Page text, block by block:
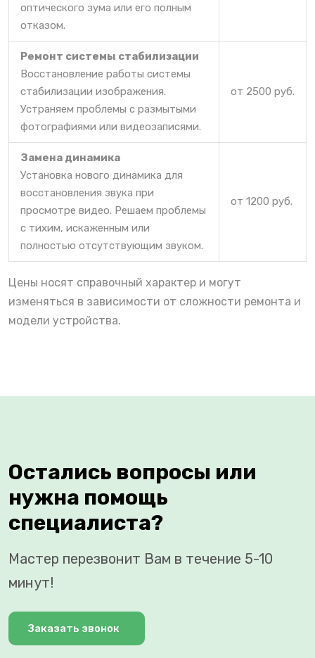
оптического зума или его полным
отказом.
Ремонт системы стабилизации
Восстановление работы системы
стабилизации изображения.
Устраняем проблемы с размытыми
фотографиями или видеозаписями.
от 2500 руб.
Замена динамика
Установка нового динамика для
восстановления звука при
просмотре видео. Решаем проблемы
с тихим, искаженным или
полностью отсутствующим звуком.
от 1200 руб.
Цены носят справочный характер и могут
изменяться в зависимости от сложности ремонта и
модели устройства.
Остались вопросы или
нужна помощь
специалиста?
Мастер перезвонит Вам в течение 5-10
минут!
Заказать звонок